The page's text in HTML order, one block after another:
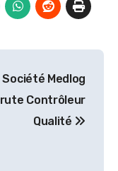
Société Medlog
Contrôleur
Qualité